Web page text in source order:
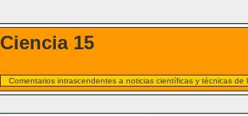
Ciencia 15
Comentarios intrascendentes a noticias científicas y técnicas de